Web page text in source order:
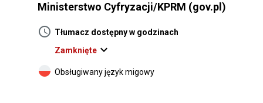
Ministerstwo Cyfryzacji/KPRM (gov.pl)
schedule Tłumacz dostępny w godzinach
Zamknięteexpand_more
Obsługiwany język migowy